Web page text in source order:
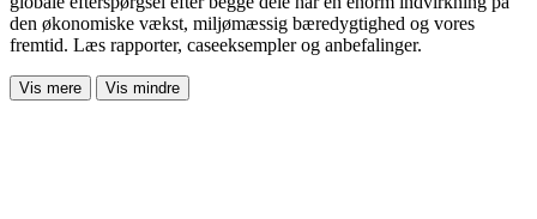
den økonomiske vækst, miljømæssig bæredygtighed og vores
fremtid. Læs rapporter, caseeksempler og anbefalinger.
Vis mere Vis mindre